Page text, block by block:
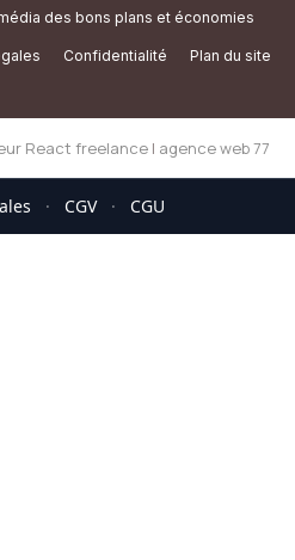
des bons plans et économies
Confidentialité Plan du site
React freelance | agence web 77
· CGV · CGU